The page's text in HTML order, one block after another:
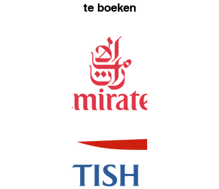
te boeken